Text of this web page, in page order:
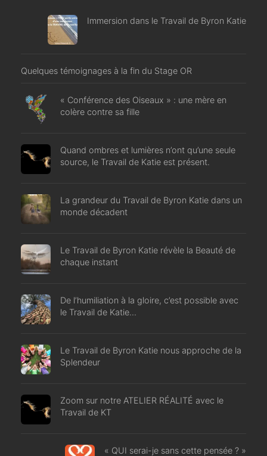
Immersion dans le Travail de Byron Katie
Quelques témoignages à la fin du Stage OR
« Conférence des Oiseaux » : une mère en
colère contre sa fille
Quand ombres et lumières n’ont qu’une seule
source, le Travail de Katie est présent.
La grandeur du Travail de Byron Katie dans un
monde décadent
Le Travail de Byron Katie révèle la Beauté de
chaque instant
De l’humiliation à la gloire, c’est possible avec
le Travail de Katie…
Le Travail de Byron Katie nous approche de la
Splendeur
Zoom sur notre ATELIER RÉALITÉ avec le
Travail de KT
« QUI serai-je sans cette pensée ? »